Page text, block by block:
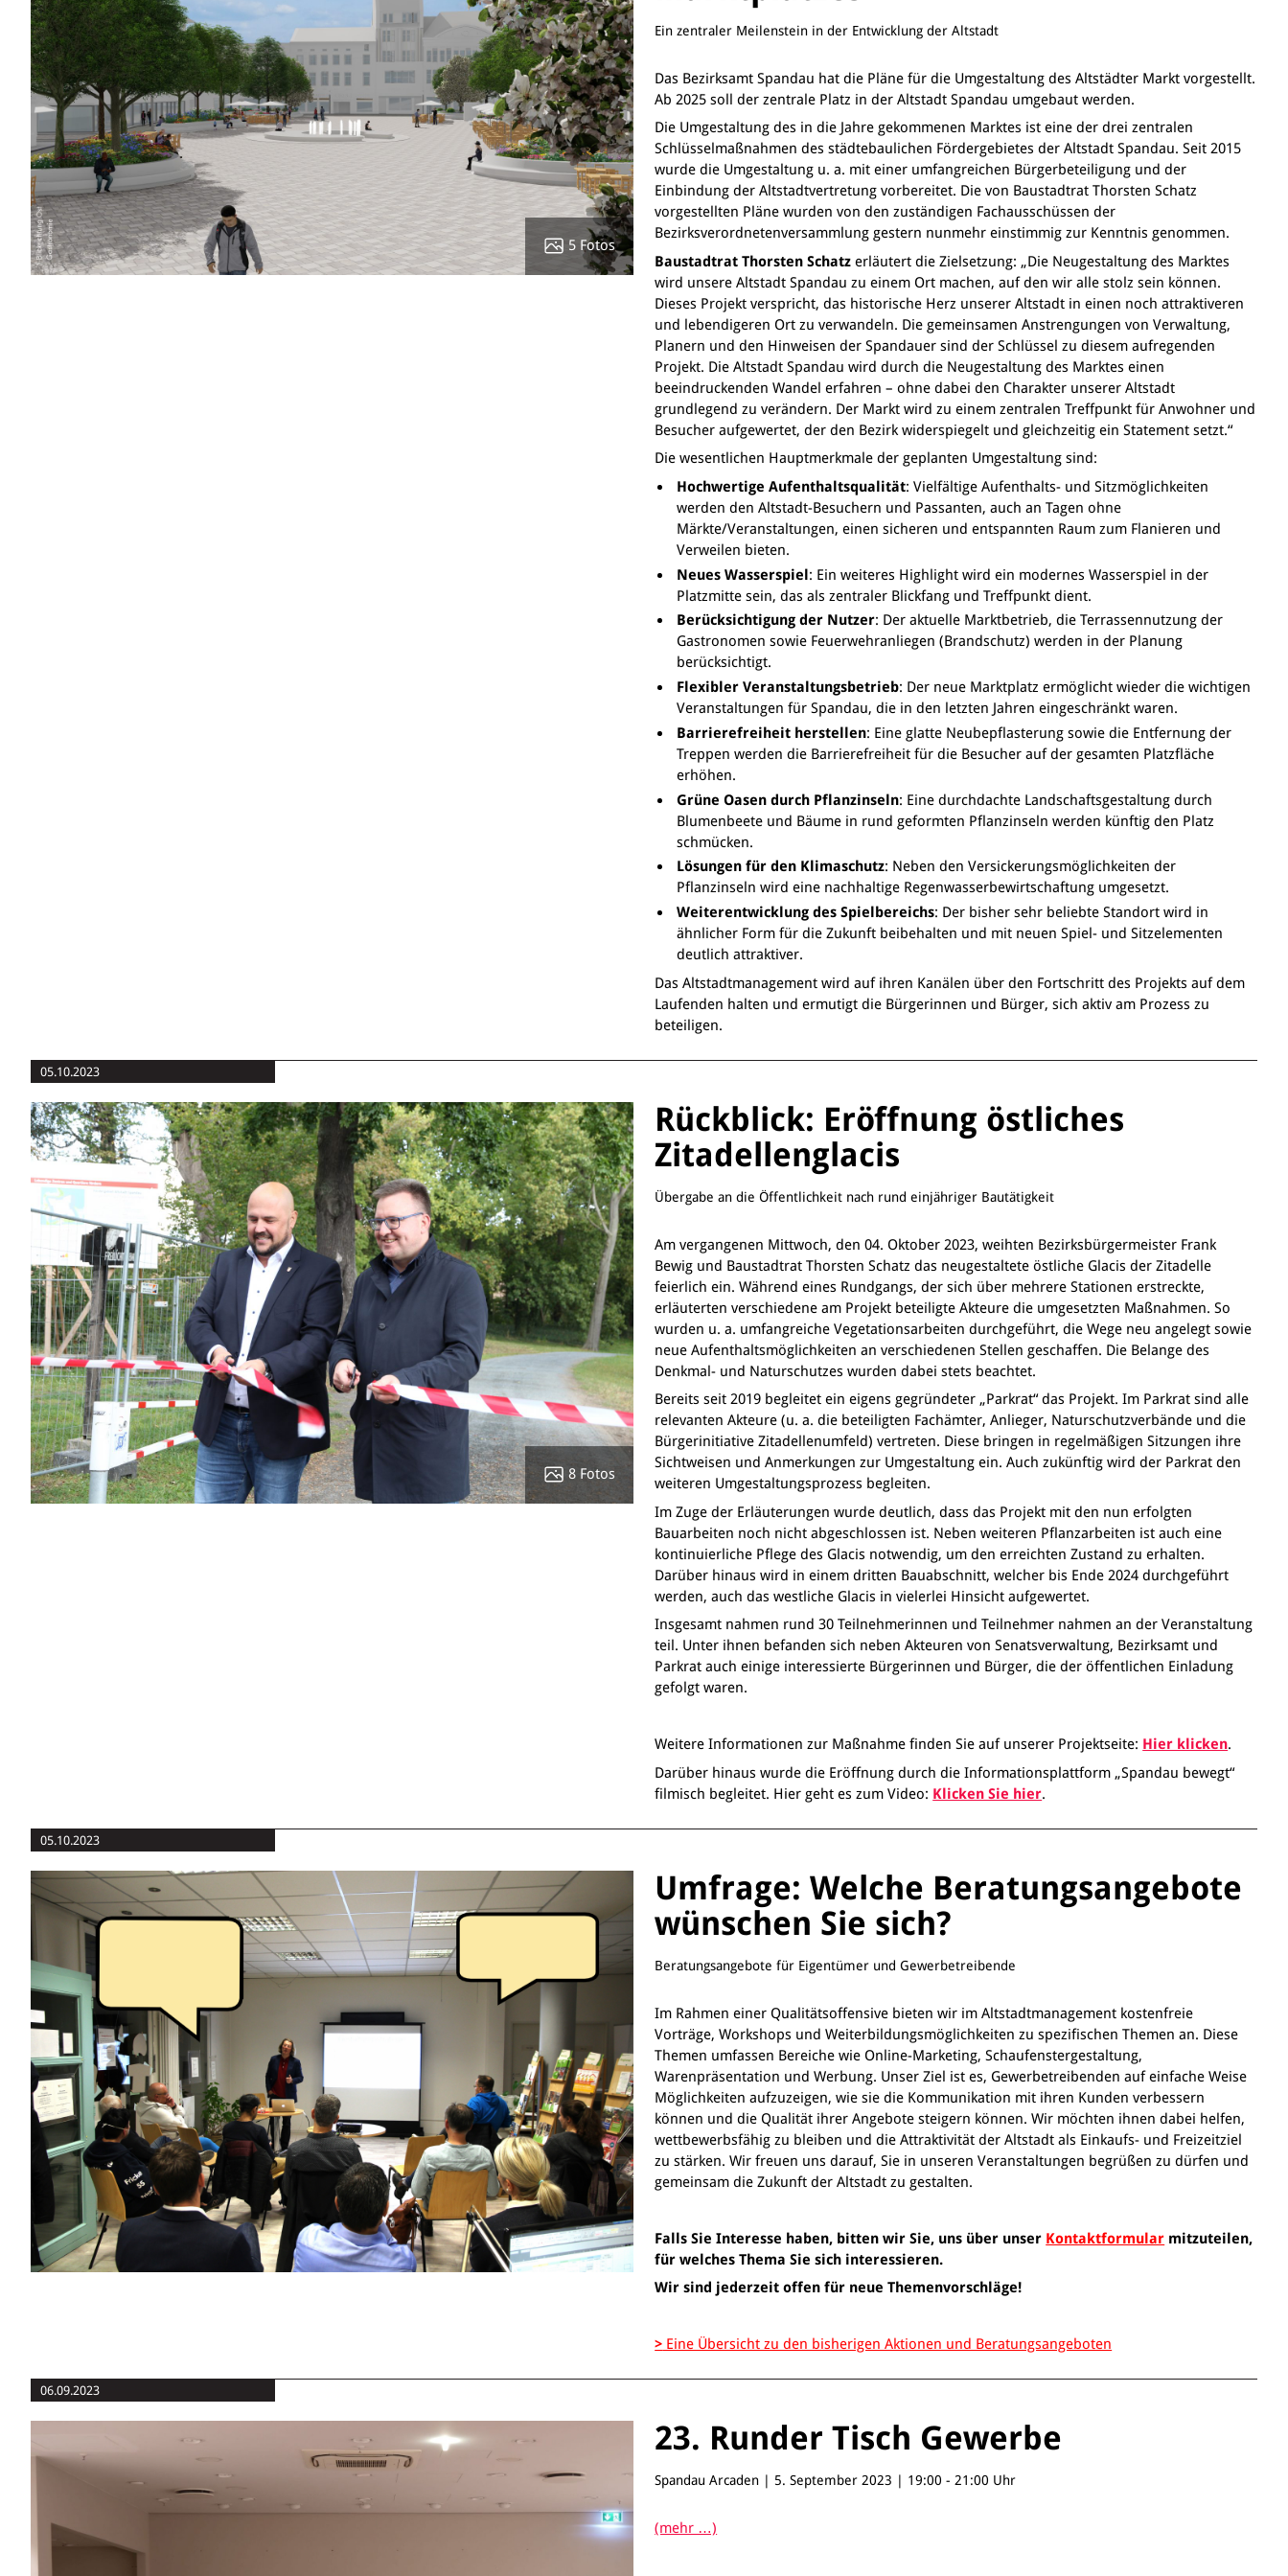
5 Fotos
Ein zentraler Meilenstein in der Entwicklung der Altstadt
Das Bezirksamt Spandau hat die Pläne für die Umgestaltung des Altstädter Markt vorgestellt.
Ab 2025 soll der zentrale Platz in der Altstadt Spandau umgebaut werden.
Die Umgestaltung des in die Jahre gekommenen Marktes ist eine der drei zentralen
Schlüsselmaßnahmen des städtebaulichen Fördergebietes der Altstadt Spandau. Seit 2015
wurde die Umgestaltung u. a. mit einer umfangreichen Bürgerbeteiligung und der
Einbindung der Altstadtvertretung vorbereitet. Die von Baustadtrat Thorsten Schatz
vorgestellten Pläne wurden von den zuständigen Fachausschüssen der
Bezirksverordnetenversammlung gestern nunmehr einstimmig zur Kenntnis genommen.
Baustadtrat Thorsten Schatz erläutert die Zielsetzung: „Die Neugestaltung des Marktes
wird unsere Altstadt Spandau zu einem Ort machen, auf den wir alle stolz sein können.
Dieses Projekt verspricht, das historische Herz unserer Altstadt in einen noch attraktiveren
und lebendigeren Ort zu verwandeln. Die gemeinsamen Anstrengungen von Verwaltung,
Planern und den Hinweisen der Spandauer sind der Schlüssel zu diesem aufregenden
Projekt. Die Altstadt Spandau wird durch die Neugestaltung des Marktes einen
beeindruckenden Wandel erfahren – ohne dabei den Charakter unserer Altstadt
grundlegend zu verändern. Der Markt wird zu einem zentralen Treffpunkt für Anwohner und
Besucher aufgewertet, der den Bezirk widerspiegelt und gleichzeitig ein Statement setzt.“
Die wesentlichen Hauptmerkmale der geplanten Umgestaltung sind:
Hochwertige Aufenthaltsqualität: Vielfältige Aufenthalts- und Sitzmöglichkeiten
werden den Altstadt-Besuchern und Passanten, auch an Tagen ohne
Märkte/Veranstaltungen, einen sicheren und entspannten Raum zum Flanieren und
Verweilen bieten.
Neues Wasserspiel: Ein weiteres Highlight wird ein modernes Wasserspiel in der
Platzmitte sein, das als zentraler Blickfang und Treffpunkt dient.
Berücksichtigung der Nutzer: Der aktuelle Marktbetrieb, die Terrassennutzung der
Gastronomen sowie Feuerwehranliegen (Brandschutz) werden in der Planung
berücksichtigt.
Flexibler Veranstaltungsbetrieb: Der neue Marktplatz ermöglicht wieder die wichtigen
Veranstaltungen für Spandau, die in den letzten Jahren eingeschränkt waren.
Barrierefreiheit herstellen: Eine glatte Neubepflasterung sowie die Entfernung der
Treppen werden die Barrierefreiheit für die Besucher auf der gesamten Platzfläche
erhöhen.
Grüne Oasen durch Pflanzinseln: Eine durchdachte Landschaftsgestaltung durch
Blumenbeete und Bäume in rund geformten Pflanzinseln werden künftig den Platz
schmücken.
Lösungen für den Klimaschutz: Neben den Versickerungsmöglichkeiten der
Pflanzinseln wird eine nachhaltige Regenwasserbewirtschaftung umgesetzt.
Weiterentwicklung des Spielbereichs: Der bisher sehr beliebte Standort wird in
ähnlicher Form für die Zukunft beibehalten und mit neuen Spiel- und Sitzelementen
deutlich attraktiver.
Das Altstadtmanagement wird auf ihren Kanälen über den Fortschritt des Projekts auf dem
Laufenden halten und ermutigt die Bürgerinnen und Bürger, sich aktiv am Prozess zu
beteiligen.
05.10.2023
8 Fotos
Rückblick: Eröffnung östliches
Zitadellenglacis
Übergabe an die Öffentlichkeit nach rund einjähriger Bautätigkeit
Am vergangenen Mittwoch, den 04. Oktober 2023, weihten Bezirksbürgermeister Frank
Bewig und Baustadtrat Thorsten Schatz das neugestaltete östliche Glacis der Zitadelle
feierlich ein. Während eines Rundgangs, der sich über mehrere Stationen erstreckte,
erläuterten verschiedene am Projekt beteiligte Akteure die umgesetzten Maßnahmen. So
wurden u. a. umfangreiche Vegetationsarbeiten durchgeführt, die Wege neu angelegt sowie
neue Aufenthaltsmöglichkeiten an verschiedenen Stellen geschaffen. Die Belange des
Denkmal- und Naturschutzes wurden dabei stets beachtet.
Bereits seit 2019 begleitet ein eigens gegründeter „Parkrat“ das Projekt. Im Parkrat sind alle
relevanten Akteure (u. a. die beteiligten Fachämter, Anlieger, Naturschutzverbände und die
Bürgerinitiative Zitadellenumfeld) vertreten. Diese bringen in regelmäßigen Sitzungen ihre
Sichtweisen und Anmerkungen zur Umgestaltung ein. Auch zukünftig wird der Parkrat den
weiteren Umgestaltungsprozess begleiten.
Im Zuge der Erläuterungen wurde deutlich, dass das Projekt mit den nun erfolgten
Bauarbeiten noch nicht abgeschlossen ist. Neben weiteren Pflanzarbeiten ist auch eine
kontinuierliche Pflege des Glacis notwendig, um den erreichten Zustand zu erhalten.
Darüber hinaus wird in einem dritten Bauabschnitt, welcher bis Ende 2024 durchgeführt
werden, auch das westliche Glacis in vielerlei Hinsicht aufgewertet.
Insgesamt nahmen rund 30 Teilnehmerinnen und Teilnehmer nahmen an der Veranstaltung
teil. Unter ihnen befanden sich neben Akteuren von Senatsverwaltung, Bezirksamt und
Parkrat auch einige interessierte Bürgerinnen und Bürger, die der öffentlichen Einladung
gefolgt waren.
Weitere Informationen zur Maßnahme finden Sie auf unserer Projektseite: Hier klicken.
Darüber hinaus wurde die Eröffnung durch die Informationsplattform „Spandau bewegt“
filmisch begleitet. Hier geht es zum Video: Klicken Sie hier.
05.10.2023
Umfrage: Welche Beratungsangebote
wünschen Sie sich?
Beratungsangebote für Eigentümer und Gewerbetreibende
Im Rahmen einer Qualitätsoffensive bieten wir im Altstadtmanagement kostenfreie
Vorträge, Workshops und Weiterbildungsmöglichkeiten zu spezifischen Themen an. Diese
Themen umfassen Bereiche wie Online-Marketing, Schaufenstergestaltung,
Warenpräsentation und Werbung. Unser Ziel ist es, Gewerbetreibenden auf einfache Weise
Möglichkeiten aufzuzeigen, wie sie die Kommunikation mit ihren Kunden verbessern
können und die Qualität ihrer Angebote steigern können. Wir möchten ihnen dabei helfen,
wettbewerbsfähig zu bleiben und die Attraktivität der Altstadt als Einkaufs- und Freizeitziel
zu stärken. Wir freuen uns darauf, Sie in unseren Veranstaltungen begrüßen zu dürfen und
gemeinsam die Zukunft der Altstadt zu gestalten.
Falls Sie Interesse haben, bitten wir Sie, uns über unser Kontaktformular mitzuteilen,
für welches Thema Sie sich interessieren.
Wir sind jederzeit offen für neue Themenvorschläge!
> Eine Übersicht zu den bisherigen Aktionen und Beratungsangeboten
06.09.2023
23. Runder Tisch Gewerbe
Spandau Arcaden | 5. September 2023 | 19:00 - 21:00 Uhr
(mehr …)